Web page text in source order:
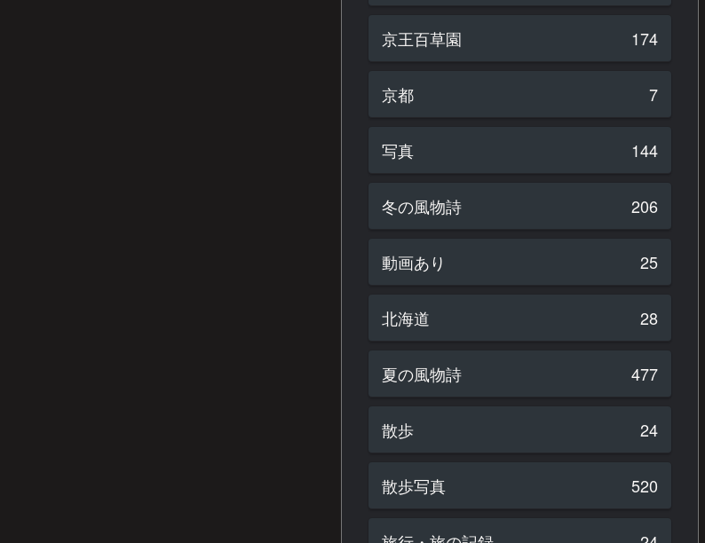
京王百草園 174
京都 7
写真 144
冬の風物詩 206
動画あり 25
北海道 28
夏の風物詩 477
散歩 24
散歩写真 520